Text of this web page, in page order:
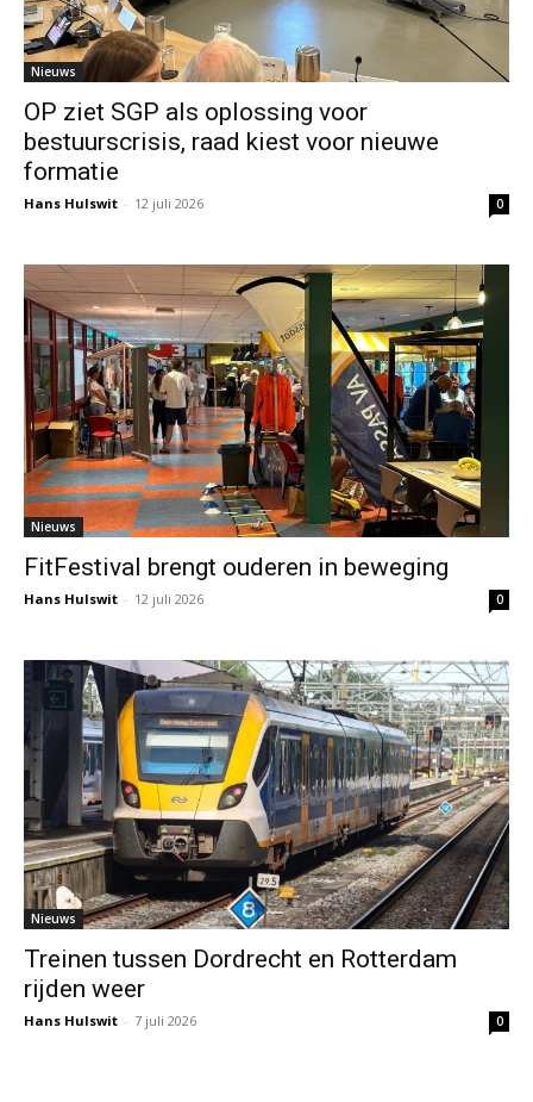
Nieuws
OP ziet SGP als oplossing voor
bestuurscrisis, raad kiest voor nieuwe
formatie
Hans Hulswit - 12 juli 2026 0
Nieuws
FitFestival brengt ouderen in beweging
Hans Hulswit - 12 juli 2026 0
Nieuws
Treinen tussen Dordrecht en Rotterdam
rijden weer
Hans Hulswit - 7 juli 2026 0